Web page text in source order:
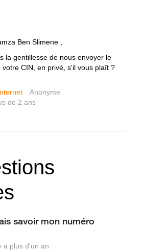
Ben Slimene ,
la gentillesse de nous envoyer le
votre CIN, en privé, s'il vous plaît ?
Anonyme
de 2 ans
savoir mon numéro
a plus d'un an